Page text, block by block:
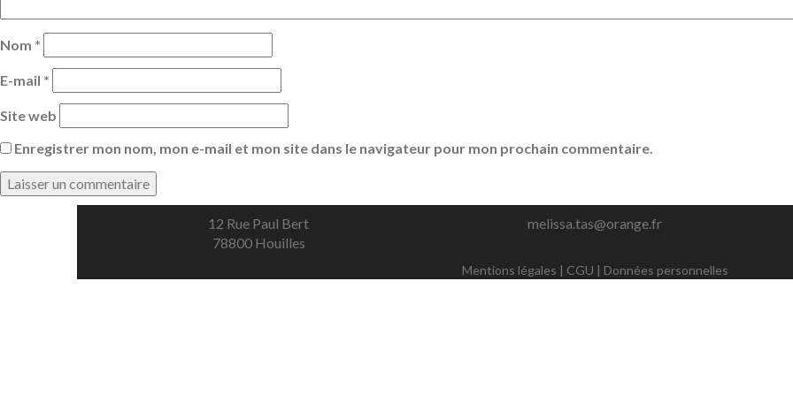
Nom *
E-mail *
Site web
Enregistrer mon nom, mon e-mail et mon site dans le navigateur pour mon prochain commentaire.
12 Rue Paul Bert
78800 Houilles
melissa.tas@orange.fr
Mentions légales | CGU | Données personnelles